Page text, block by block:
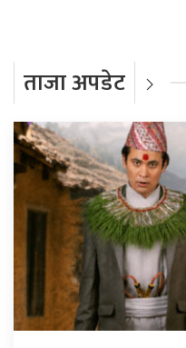
ताजा अपडेट